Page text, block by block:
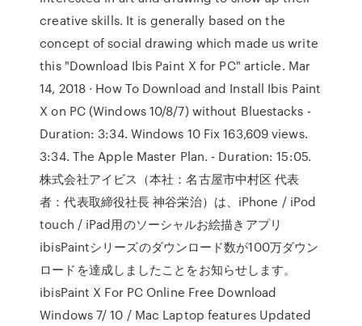
creative skills. It is generally based on the
concept of social drawing which made us write
this "Download Ibis Paint X for PC" article. Mar
14, 2018 · How To Download and Install Ibis Paint
X on PC (Windows 10/8/7) without Bluestacks -
Duration: 3:34. Windows 10 Fix 163,609 views.
3:34. The Apple Master Plan. - Duration: 15:05.
株式会社アイビス（本社：名古屋市中村区 代表
者：代表取締役社長 神谷栄治）は、iPhone / iPod
touch / iPad用のソーシャルお絵描きアプリ
ibisPaintシリーズのダウンロード数が100万ダウン
ロードを達成しましたことをお知らせします。
ibisPaint X For PC Online Free Download
Windows 7/ 10 / Mac Laptop features Updated